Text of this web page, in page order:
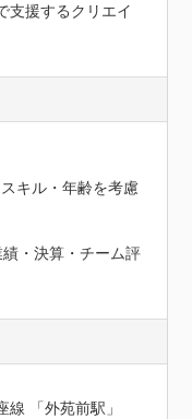
支援するクリエイ
キル・年齢を考慮
・決算・チーム評
線 「外苑前駅」